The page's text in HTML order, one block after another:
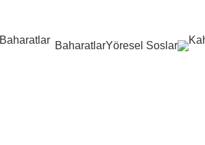
BaharatlarYöresel Soslar